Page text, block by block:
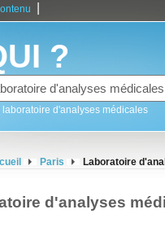
?
laboratoire d'analyses médicales
Paris Laboratoire
d'analyses